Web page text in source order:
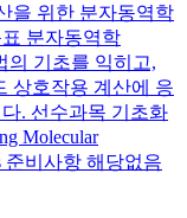
을 위한 분자동역학
분자동역학
의 기초를 익히고,
상호작용 계산에 응
. 선수과목 기초화
Molecular
준비사항 해당없음